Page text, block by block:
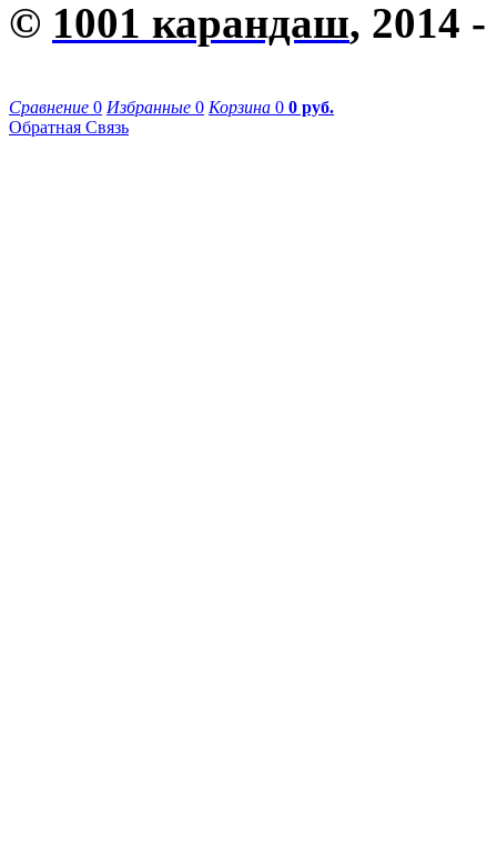
© 1001 карандаш, 2014 -
Сравнение 0 Избранные 0 Корзина 0 0 руб.
Обратная Связь